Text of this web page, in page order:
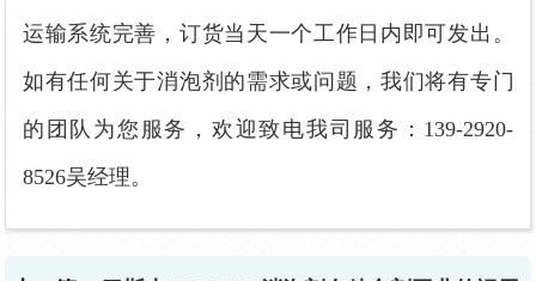
运输系统完善，订货当天一个工作日内即可发出。
如有任何关于消泡剂的需求或问题，我们将有专门
的团队为您服务，欢迎致电我司服务：139-2920-
8526吴经理。